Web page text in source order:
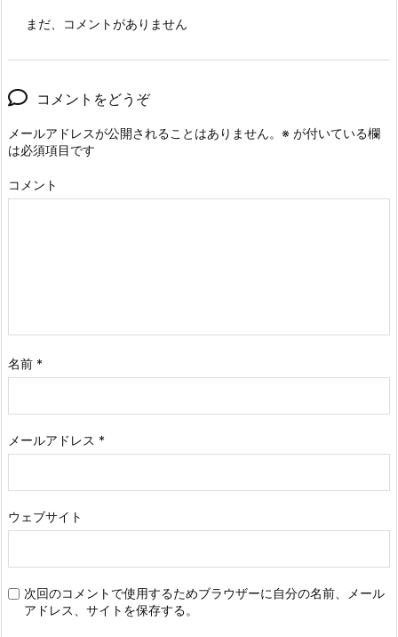
まだ、コメントがありません
コメントをどうぞ
メールアドレスが公開されることはありません。 ※ が付いている欄
は必須項目です
コメント
名前 *
メールアドレス *
ウェブサイト
次回のコメントで使用するためブラウザーに自分の名前、メール
アドレス、サイトを保存する。